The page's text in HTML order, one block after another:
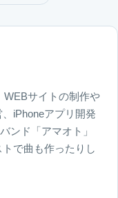
WEBサイトの制作や
iPhoneアプリ開発
ンド「アマオト」
トで曲も作ったりし